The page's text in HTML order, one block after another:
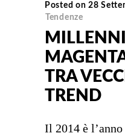
Posted on 28
Tendenze
TRA
TREND
Il 2014 è